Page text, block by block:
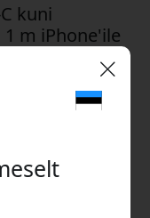
kuni
m iPhone'ile